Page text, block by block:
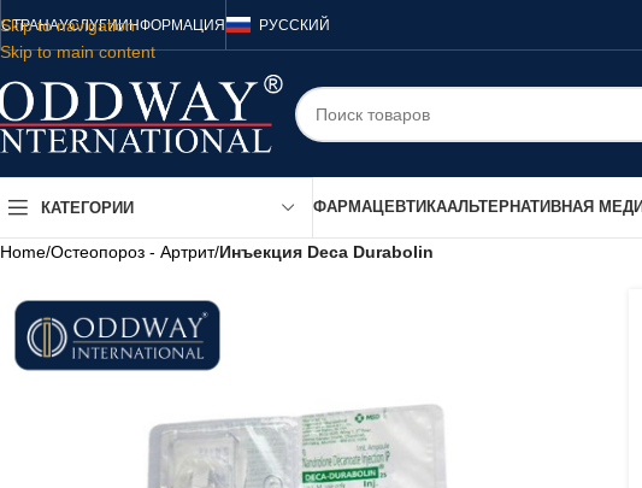
Skip to navigation
Skip to main content
СТРАНАУСЛУГИИНФОРМАЦИЯ РУССКИЙ
КАТЕГОРИИ ФАРМАЦЕВТИКААЛЬТЕРНАТИВНАЯ
Home/Остеопороз - Артрит/Инъекция Deca Durabolin